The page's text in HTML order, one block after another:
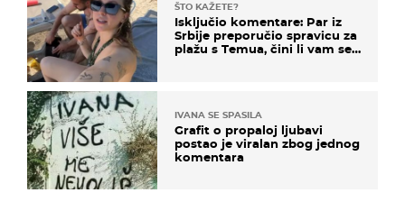
ŠTO KAŽETE?
Isključio komentare: Par iz
Srbije preporučio spravicu za
plažu s Temua, čini li vam se
IVANA SE SPASILA
Grafit o propaloj ljubavi
postao je viralan zbog jednog
komentara